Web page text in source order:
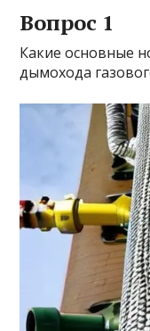
Вопрос 1
Какие основные
дымохода